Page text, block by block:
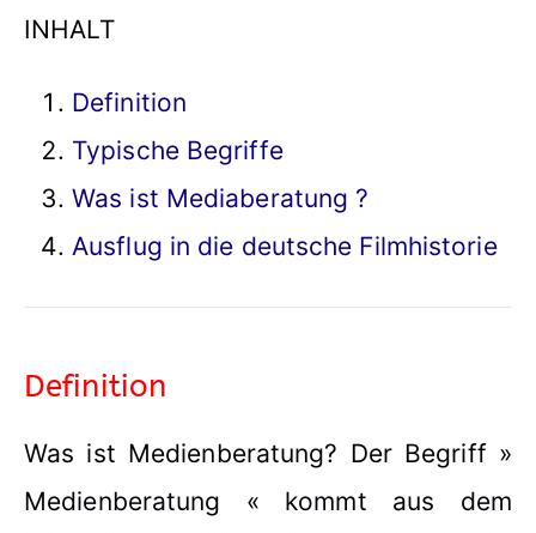
INHALT
Definition
Typische Begriffe
Was ist Mediaberatung ?
Ausflug in die deutsche Filmhistorie
Definition
Was ist Medienberatung? Der Begriff »
Medienberatung « kommt aus dem